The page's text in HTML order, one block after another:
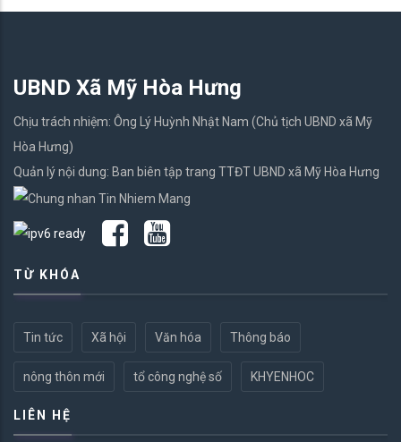
UBND Xã Mỹ Hòa Hưng
Chịu trách nhiệm: Ông Lý Huỳnh Nhật Nam (Chủ tịch UBND xã Mỹ
Hòa Hưng)
Quản lý nội dung: Ban biên tập trang TTĐT UBND xã Mỹ Hòa Hưng
TỪ KHÓA
Tin tức Xã hội Văn hóa Thông báo
nông thôn mới tổ công nghệ số KHYENHOC
LIÊN HỆ